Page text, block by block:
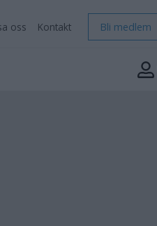
oss Kontakt Bli medlem